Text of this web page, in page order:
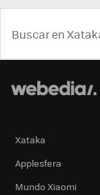
Xataka
Applesfera
Mundo Xiaomi